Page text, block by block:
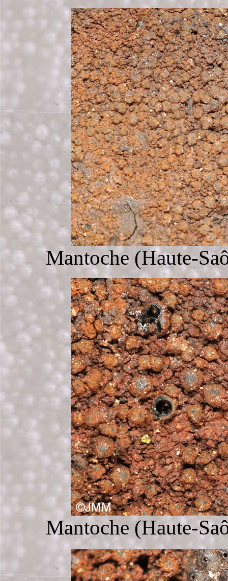
Mantoche (Haute-
Mantoche (Haute-